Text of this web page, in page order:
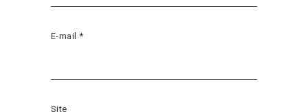
E-mail *
Site